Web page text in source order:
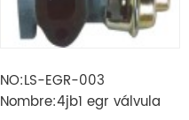
NO:LS-EGR-003
Nombre:4jb1 egr válvula